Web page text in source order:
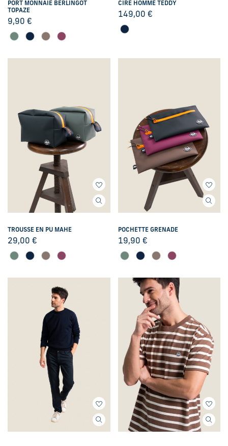
PORT MONNAIE BERLINGOT
TOPAZE
9,90 €
CIRÉ HOMME TEDDY
149,00 €
TROUSSE EN PU MAHE
29,00 €
POCHETTE GRENADE
19,90 €